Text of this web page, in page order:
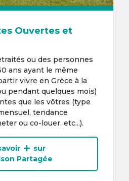
Ouvertes et
ou des personnes
ans ayant le même
vivre en Grèce à la
pendant quelques mois)
que les vôtres (type
tendance
ou co-louer, etc...).
sur
Partagée